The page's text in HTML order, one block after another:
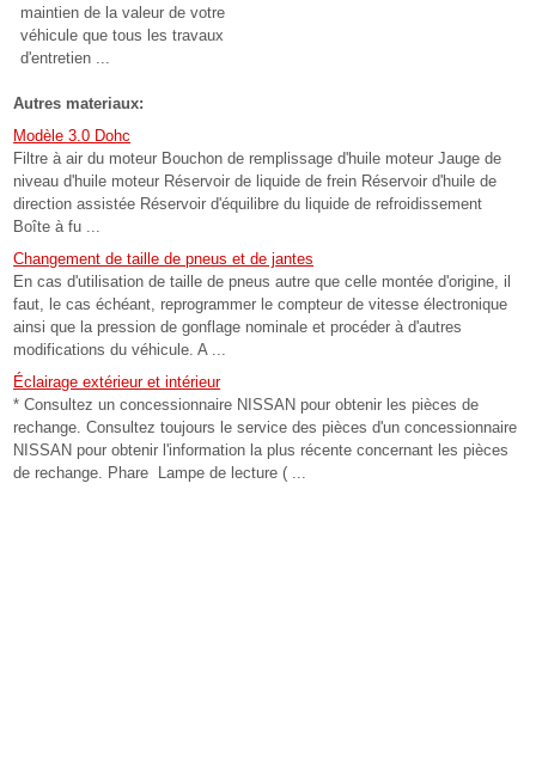
maintien de la valeur de votre
véhicule que tous les travaux
d'entretien ...
Autres materiaux:
Modèle 3.0 Dohc
Filtre à air du moteur Bouchon de remplissage d'huile moteur Jauge de
niveau d'huile moteur Réservoir de liquide de frein Réservoir d'huile de
direction assistée Réservoir d'équilibre du liquide de refroidissement
Boîte à fu ...
Changement de taille de pneus et de jantes
En cas d'utilisation de taille de pneus autre que celle montée d'origine, il
faut, le cas échéant, reprogrammer le compteur de vitesse électronique
ainsi que la pression de gonflage nominale et procéder à d'autres
modifications du véhicule. A ...
Éclairage extérieur et intérieur
* Consultez un concessionnaire NISSAN pour obtenir les pièces de
rechange. Consultez toujours le service des pièces d'un concessionnaire
NISSAN pour obtenir l'information la plus récente concernant les pièces
de rechange. Phare Lampe de lecture ( ...